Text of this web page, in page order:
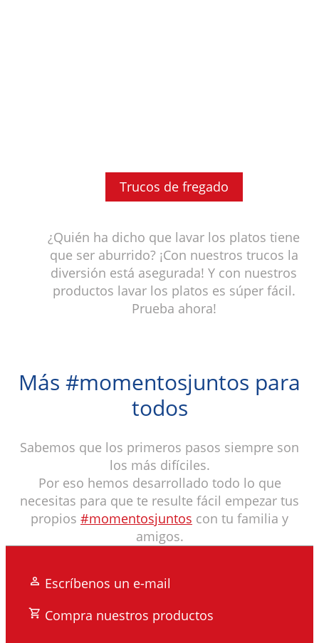
Trucos de fregado
¿Quién ha dicho que lavar los platos tiene
que ser aburrido? ¡Con nuestros trucos la
diversión está asegurada! Y con nuestros
productos lavar los platos es súper fácil.
Prueba ahora!
Más #momentosjuntos para
todos
Sabemos que los primeros pasos siempre son
los más difíciles.
Por eso hemos desarrollado todo lo que
necesitas para que te resulte fácil empezar tus
propios #momentosjuntos con tu familia y
amigos.
Escríbenos un e-mail
Compra nuestros productos